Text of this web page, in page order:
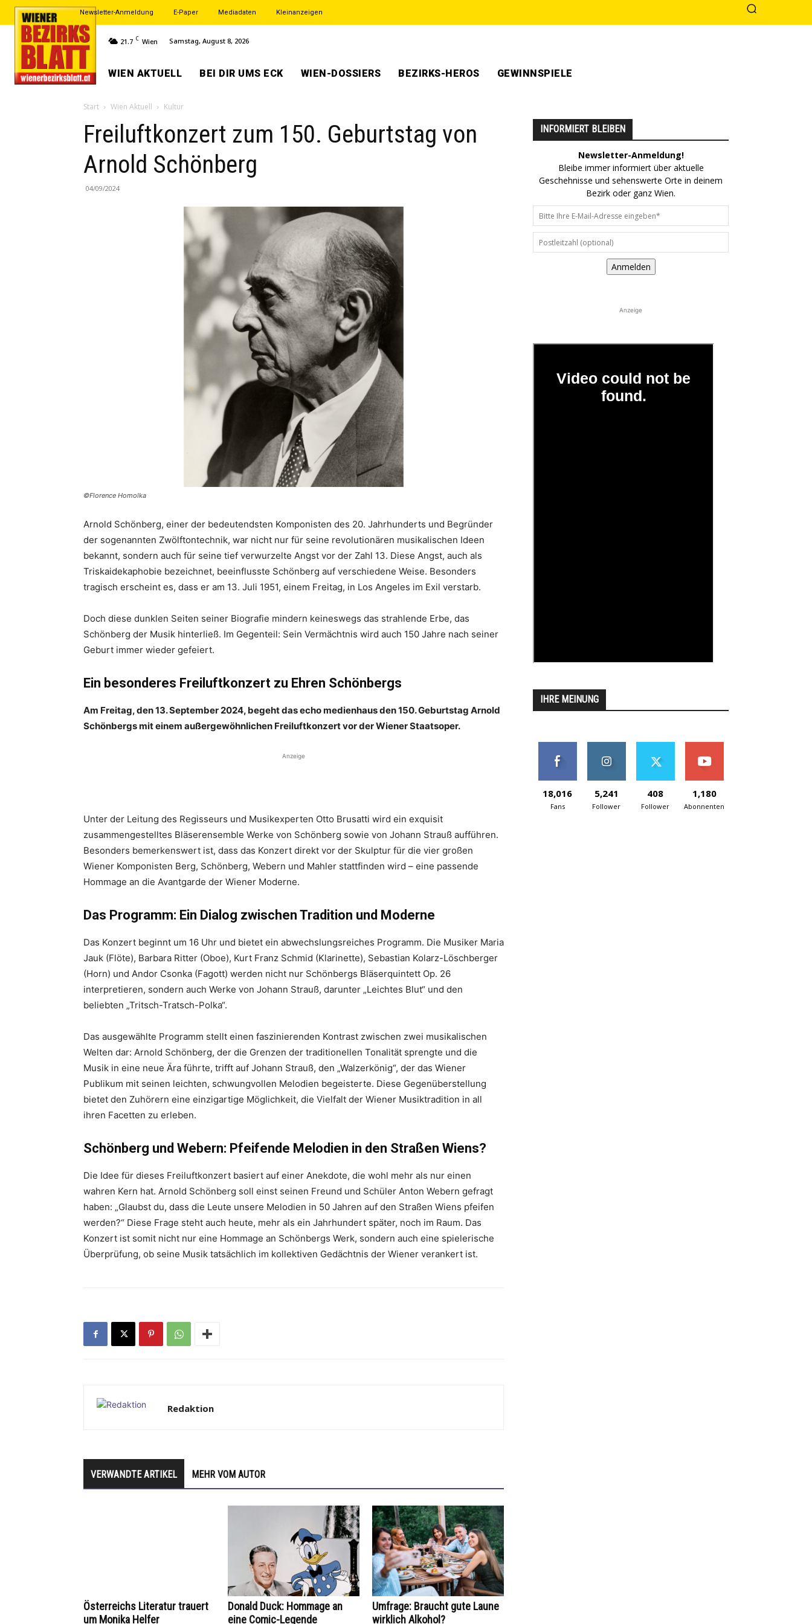
Newsletter-Anmeldung E-Paper Mediadaten Kleinanzeigen
21.7 C Wien Samstag, August 8, 2026
WIEN AKTUELL BEI DIR UMS ECK WIEN-DOSSIERS BEZIRKS-HEROS GEWINNSPIELE
Start Wien Aktuell Kultur
Freiluftkonzert zum 150. Geburtstag von
Arnold Schönberg
04/09/2024
©Florence Homolka
Arnold Schönberg, einer der bedeutendsten Komponisten des 20. Jahrhunderts und Begründer
der sogenannten Zwölftontechnik, war nicht nur für seine revolutionären musikalischen Ideen
bekannt, sondern auch für seine tief verwurzelte Angst vor der Zahl 13. Diese Angst, auch als
Triskaidekaphobie bezeichnet, beeinflusste Schönberg auf verschiedene Weise. Besonders
tragisch erscheint es, dass er am 13. Juli 1951, einem Freitag, in Los Angeles im Exil verstarb.
Doch diese dunklen Seiten seiner Biografie mindern keineswegs das strahlende Erbe, das
Schönberg der Musik hinterließ. Im Gegenteil: Sein Vermächtnis wird auch 150 Jahre nach seiner
Geburt immer wieder gefeiert.
Ein besonderes Freiluftkonzert zu Ehren Schönbergs
Am Freitag, den 13. September 2024, begeht das echo medienhaus den 150. Geburtstag Arnold
Schönbergs mit einem außergewöhnlichen Freiluftkonzert vor der Wiener Staatsoper.
Anzeige
Unter der Leitung des Regisseurs und Musikexperten Otto Brusatti wird ein exquisit
zusammengestelltes Bläserensemble Werke von Schönberg sowie von Johann Strauß aufführen.
Besonders bemerkenswert ist, dass das Konzert direkt vor der Skulptur für die vier großen
Wiener Komponisten Berg, Schönberg, Webern und Mahler stattfinden wird – eine passende
Hommage an die Avantgarde der Wiener Moderne.
Das Programm: Ein Dialog zwischen Tradition und Moderne
Das Konzert beginnt um 16 Uhr und bietet ein abwechslungsreiches Programm. Die Musiker Maria
Jauk (Flöte), Barbara Ritter (Oboe), Kurt Franz Schmid (Klarinette), Sebastian Kolarz-Löschberger
(Horn) und Andor Csonka (Fagott) werden nicht nur Schönbergs Bläserquintett Op. 26
interpretieren, sondern auch Werke von Johann Strauß, darunter „Leichtes Blut“ und den
beliebten „Tritsch-Tratsch-Polka“.
Das ausgewählte Programm stellt einen faszinierenden Kontrast zwischen zwei musikalischen
Welten dar: Arnold Schönberg, der die Grenzen der traditionellen Tonalität sprengte und die
Musik in eine neue Ära führte, trifft auf Johann Strauß, den „Walzerkönig“, der das Wiener
Publikum mit seinen leichten, schwungvollen Melodien begeisterte. Diese Gegenüberstellung
bietet den Zuhörern eine einzigartige Möglichkeit, die Vielfalt der Wiener Musiktradition in all
ihren Facetten zu erleben.
Schönberg und Webern: Pfeifende Melodien in den Straßen Wiens?
Die Idee für dieses Freiluftkonzert basiert auf einer Anekdote, die wohl mehr als nur einen
wahren Kern hat. Arnold Schönberg soll einst seinen Freund und Schüler Anton Webern gefragt
haben: „Glaubst du, dass die Leute unsere Melodien in 50 Jahren auf den Straßen Wiens pfeifen
werden?“ Diese Frage steht auch heute, mehr als ein Jahrhundert später, noch im Raum. Das
Konzert ist somit nicht nur eine Hommage an Schönbergs Werk, sondern auch eine spielerische
Überprüfung, ob seine Musik tatsächlich im kollektiven Gedächtnis der Wiener verankert ist.
Redaktion
VERWANDTE ARTIKEL MEHR VOM AUTOR
Österreichs Literatur trauert
um Monika Helfer
Donald Duck: Hommage an
eine Comic-Legende
Umfrage: Braucht gute Laune
wirklich Alkohol?
INFORMIERT BLEIBEN
Newsletter-Anmeldung!
Bleibe immer informiert über aktuelle
Geschehnisse und sehenswerte Orte in deinem
Bezirk oder ganz Wien.
Anmelden
Anzeige
IHRE MEINUNG
18,016
Fans
5,241
Follower
408
Follower
1,180
Abonnenten